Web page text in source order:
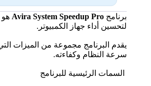
برنامج Avira System Speedup Pro
لتحسين أداء جهاز الكمبيوتر.
يقدم البرنامج مجموعة من الميزات
سرعة النظام وكفاءته.
السمات الرئيسية للبرنامج